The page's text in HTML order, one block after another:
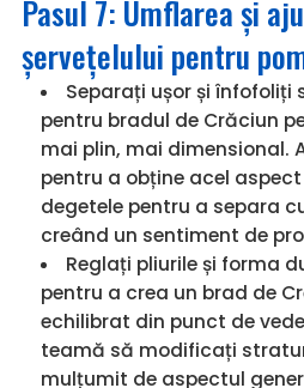
Pasul 7: Umflarea și
șervețelului pentru
Separați ușor și înfofoliți
pentru bradul de Crăciun
mai plin, mai dimensional.
pentru a obține acel
degetele pentru a separa
creând un sentiment de
Reglați pliurile și forma
pentru a crea un brad de
echilibrat din punct de
teamă să modificați
mulțumit de aspectul